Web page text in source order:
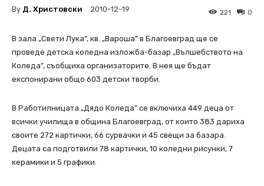
By Д. Христовски 2010-12-19 0
221
В зала „Свети Лука”, кв. „Вароша” в Благоевград ще се
проведе детска коледна изложба-базар „Вълшебството на
Коледа”, съобщиха организаторите. В нея ще бъдат
експонирани общо 603 детски творби.
В Работилницата „Дядо Коледа” се включиха 449 деца от
всички училища в община Благоевград, от които 383 дариха
своите 272 картички, 66 сурвачки и 45 свещи за базара.
Децата са подготвили 78 картички, 10 коледни рисунки, 7
керамики и 5 графики.